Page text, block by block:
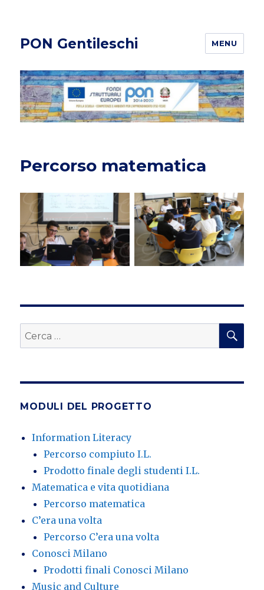
PON Gentileschi MENU
Percorso matematica
Cerca:
MODULI DEL PROGETTO
Information Literacy
Percorso compiuto I.L.
Prodotto finale degli studenti I.L.
Matematica e vita quotidiana
Percorso matematica
C’era una volta
Percorso C’era una volta
Conosci Milano
Prodotti finali Conosci Milano
Music and Culture